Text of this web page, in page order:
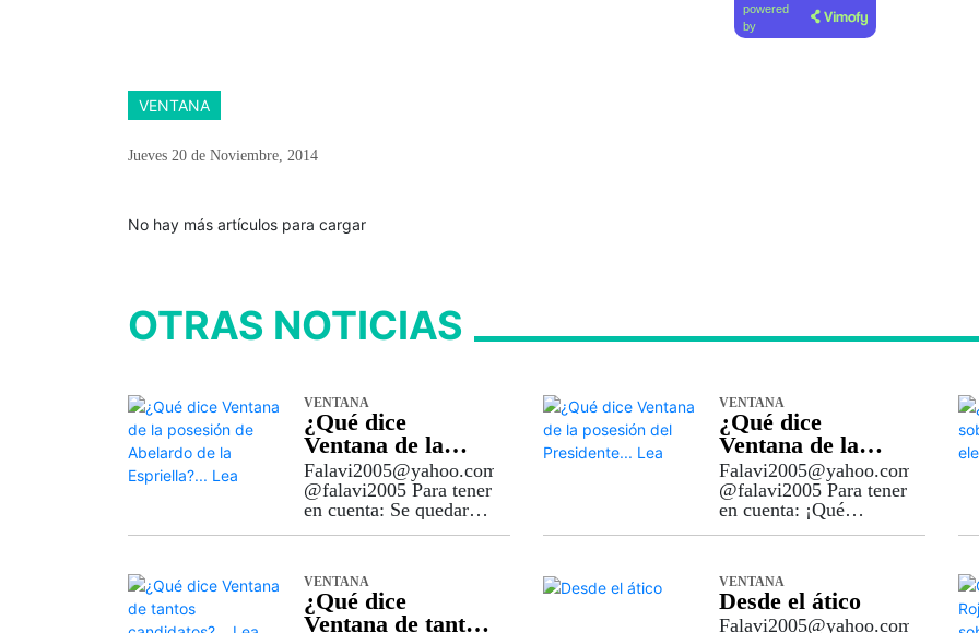
powered
by
VENTANA
Jueves 20 de Noviembre, 2014
No hay más artículos para cargar
OTRAS NOTICIAS
VENTANA
¿Qué dice
Ventana de la
posesión de
Abelardo de la
Espriella?… Lea
Falavi2005@yahoo.com
@falavi2005 Para tener
en cuenta: Se quedaron
las afueras de la arena
de la Universidad
Santiago de Cali contra
VENTANA
¿Qué dice
Ventana de la
posesión del
Presidente… Lea
Falavi2005@yahoo.com
@falavi2005 Para tener
en cuenta: ¡Qué
Presidente de la
República de
Colombia, es lo de
VENTANA
¿Qué dice
Ventana de tantos
VENTANA
Desde el ático
Falavi2005@yahoo.com